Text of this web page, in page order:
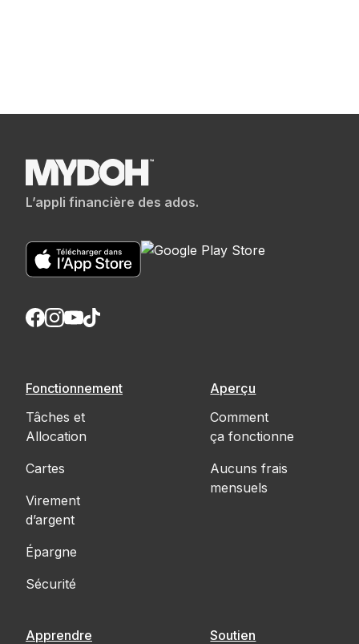
L’appli financière des ados.
Fonctionnement
Tâches et
Allocation
Cartes
Virement
d’argent
Épargne
Sécurité
Aperçu
Comment
ça fonctionne
Aucuns frais
mensuels
Apprendre
Soutien